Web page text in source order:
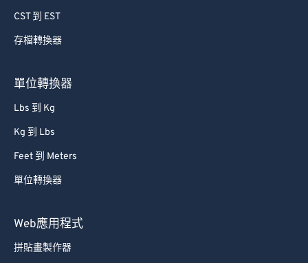
CST 到 EST
存檔轉換器
單位轉換器
Lbs 到 Kg
Kg 到 Lbs
Feet 到 Meters
單位轉換器
Web應用程式
拼貼畫製作器